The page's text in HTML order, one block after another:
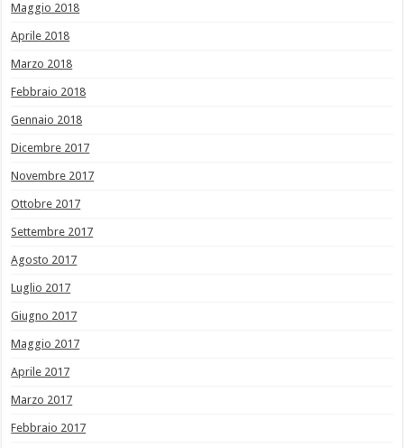
Maggio 2018
Aprile 2018
Marzo 2018
Febbraio 2018
Gennaio 2018
Dicembre 2017
Novembre 2017
Ottobre 2017
Settembre 2017
Agosto 2017
Luglio 2017
Giugno 2017
Maggio 2017
Aprile 2017
Marzo 2017
Febbraio 2017